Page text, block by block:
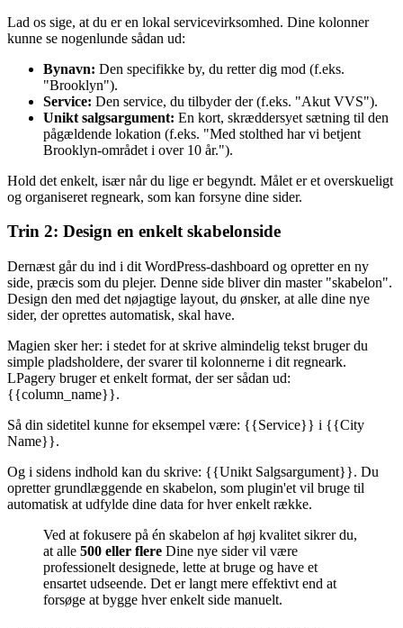
Lad os sige, at du er en lokal servicevirksomhed. Dine kolonner
kunne se nogenlunde sådan ud:
Bynavn: Den specifikke by, du retter dig mod (f.eks.
"Brooklyn").
Service: Den service, du tilbyder der (f.eks. "Akut VVS").
Unikt salgsargument: En kort, skræddersyet sætning til den
pågældende lokation (f.eks. "Med stolthed har vi betjent
Brooklyn-området i over 10 år.").
Hold det enkelt, især når du lige er begyndt. Målet er et overskueligt
og organiseret regneark, som kan forsyne dine sider.
Trin 2: Design en enkelt skabelonside
Dernæst går du ind i dit WordPress-dashboard og opretter en ny
side, præcis som du plejer. Denne side bliver din master "skabelon".
Design den med det nøjagtige layout, du ønsker, at alle dine nye
sider, der oprettes automatisk, skal have.
Magien sker her: i stedet for at skrive almindelig tekst bruger du
simple pladsholdere, der svarer til kolonnerne i dit regneark.
LPagery bruger et enkelt format, der ser sådan ud:
{{column_name}}.
Så din sidetitel kunne for eksempel være: {{Service}} i {{City
Name}}.
Og i sidens indhold kan du skrive: {{Unikt Salgsargument}}. Du
opretter grundlæggende en skabelon, som plugin'et vil bruge til
automatisk at udfylde dine data for hver enkelt række.
Ved at fokusere på én skabelon af høj kvalitet sikrer du,
at alle 500 eller flere Dine nye sider vil være
professionelt designede, lette at bruge og have et
ensartet udseende. Det er langt mere effektivt end at
forsøge at bygge hver enkelt side manuelt.